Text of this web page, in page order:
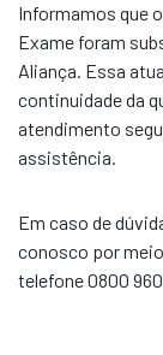
Informamos que
Exame foram
Aliança. Essa
continuidade da
atendimento
assistência.
Em caso de
conosco por
telefone 0800